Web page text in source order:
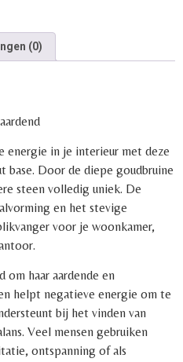
(0)
energie in je interieur met deze
base. Door de diepe goudbruine
steen volledig uniek. De
en het stevige
voor je woonkamer,
om haar aardende en
helpt negatieve energie om te
bij het vinden van
Veel mensen gebruiken
ontspanning of als